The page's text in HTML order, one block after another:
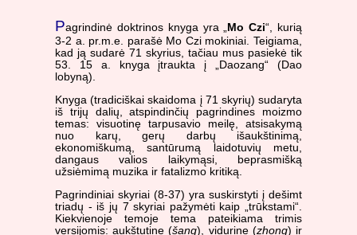
Pagrindinė doktrinos knyga yra „Mo Czi“, kurią
3-2 a. pr.m.e. parašė Mo Czi mokiniai. Teigiama,
kad ją sudarė 71 skyrius, tačiau mus pasiekė tik
53. 15 a. knyga įtraukta į „Daozang“ (Dao
lobyną).
Knyga (tradiciškai skaidoma į 71 skyrių) sudaryta
iš trijų dalių, atspindinčių pagrindines moizmo
temas: visuotinę tarpusavio meilę, atsisakymą
nuo karų, gerų darbų išaukštinimą,
ekonomiškumą, santūrumą laidotuvių metu,
dangaus valios laikymąsi, beprasmišką
užsiėmimą muzika ir fatalizmo kritiką.
Pagrindiniai skyriai (8-37) yra suskirstyti į dešimt
triadų - iš jų 7 skyriai pažymėti kaip „trūkstami“.
Kiekvienoje temoje tema pateikiama trimis
versijomis: aukštutine (šang), vidurine (zhong) ir